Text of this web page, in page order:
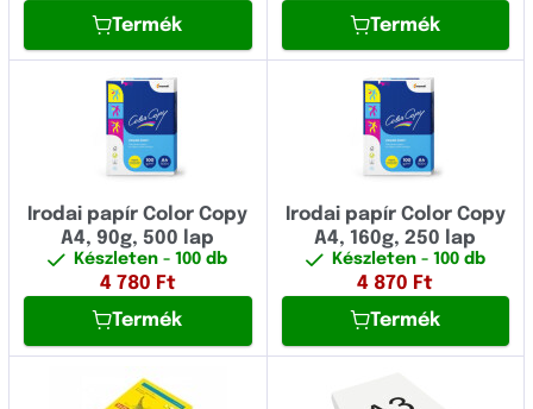
Termék
Termék
Irodai papír Color Copy
A4, 90g, 500 lap
Készleten- 100 db
4 780 Ft
Termék
Irodai papír Color Copy
A4, 160g, 250 lap
Készleten - 100 db
4 870 Ft
Termék